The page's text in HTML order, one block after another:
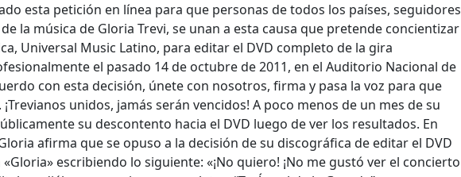
esta petición en línea para que personas de todos los países, seguidores
la música de Gloria Trevi, se unan a esta causa que pretende concientizar
Universal Music Latino, para editar el DVD completo de la gira
el pasado 14 de octubre de 2011, en el Auditorio Nacional de
con esta decisión, únete con nosotros, firma y pasa la voz para que
unidos, jamás serán vencidos! A poco menos de un mes de su
su descontento hacia el DVD luego de ver los resultados. En
afirma que se opuso a la decisión de su discográfica de editar el DVD
escribiendo lo siguiente: «¡No quiero! ¡No me gustó ver el concierto